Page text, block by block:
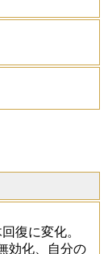
復に変化。
効化、自分の